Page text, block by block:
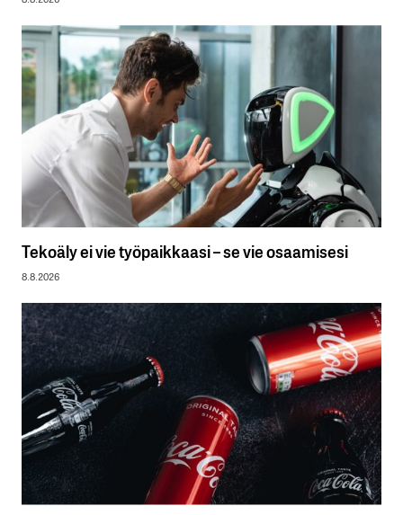
Tekoäly ei vie työpaikkaasi – se vie osaamisesi
8.8.2026